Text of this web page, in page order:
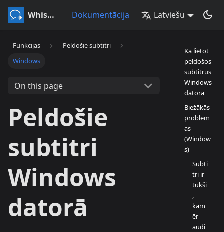
Whisperr Dokumentācija Latviešu
Funkcijas
Peldošie subtitri
Windows
On this page
Peldošie
subtitri
Windows
datorā
Kā lietot
peldošos
subtitrus
Windows
datorā
Biežākās
problēm
as
(Window
s)
Subti
tri ir
tukši
,
kam
ēr
audi